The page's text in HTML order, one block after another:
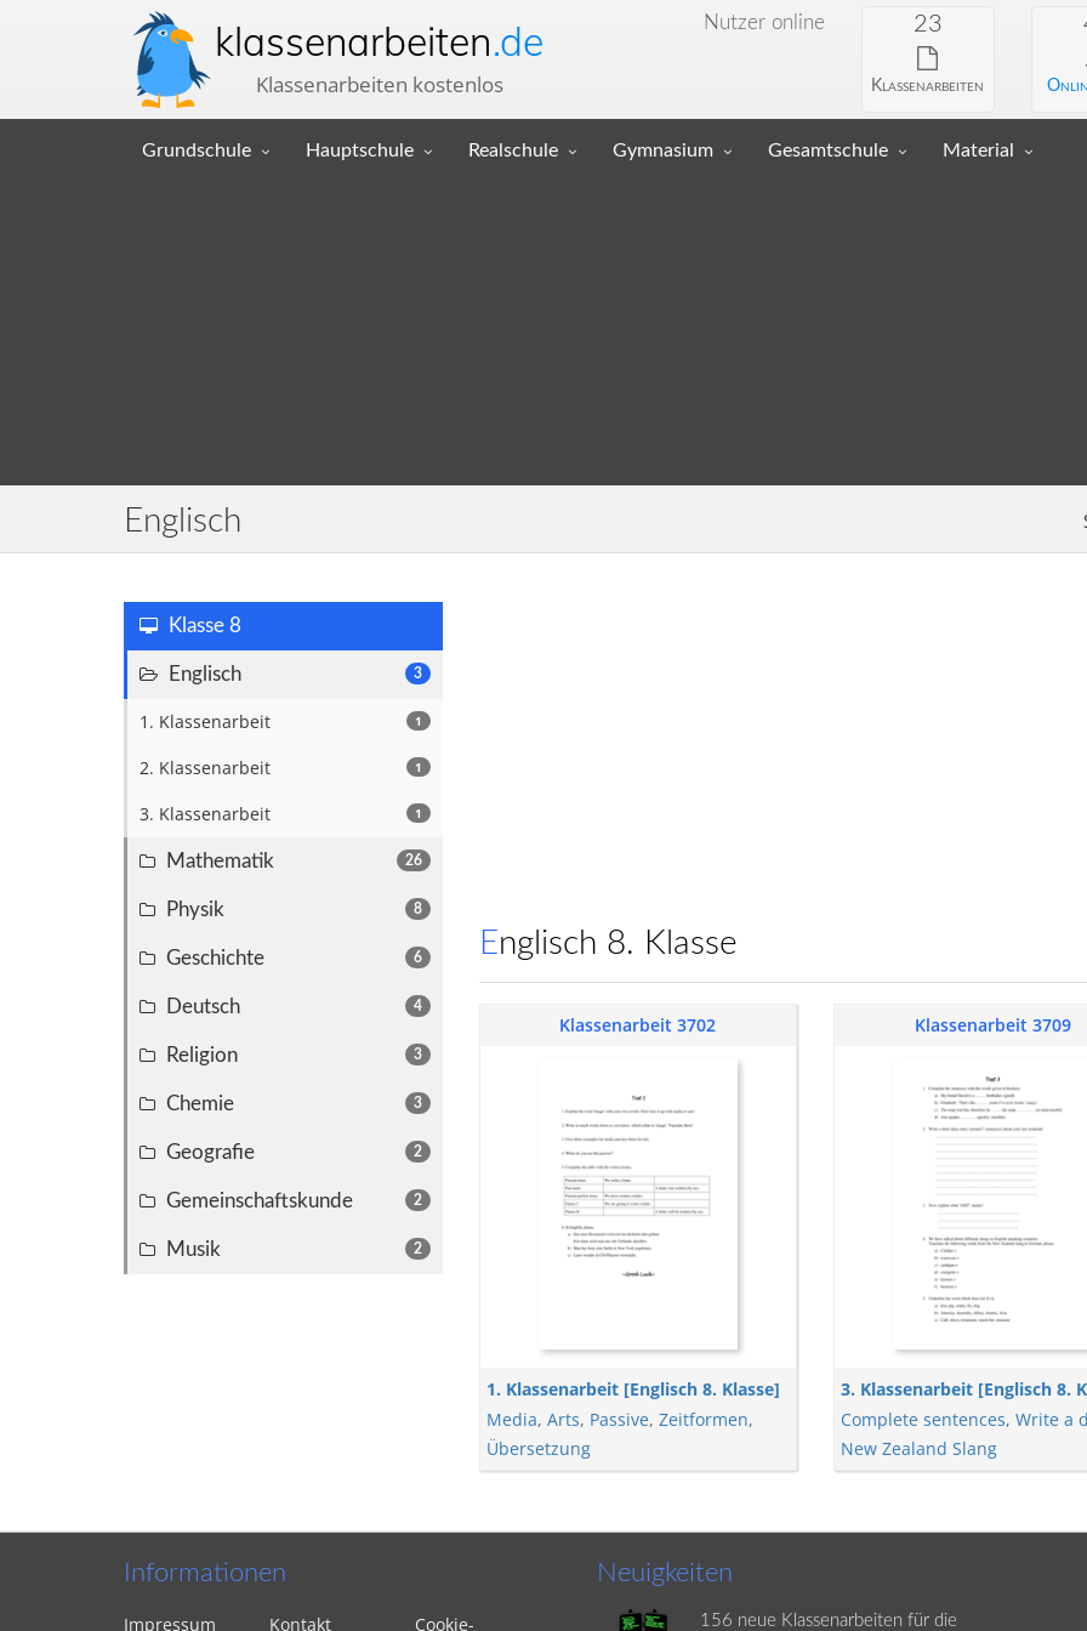
klassenarbeiten.de
Klassenarbeiten kostenlos
Nutzer online 23
Klassenarbeiten
Grundschule Hauptschule Realschule Gymnasium Gesamtschule Material
Englisch
Klasse 8
3
Englisch
1
1. Klassenarbeit
1
2. Klassenarbeit
1
3. Klassenarbeit
26
Mathematik
8
Physik
6
Geschichte
4
Deutsch
3
Religion
3
Chemie
2
Geografie
2
Gemeinschaftskunde
2
Musik
Englisch 8. Klasse
Klassenarbeit 3702
1. Klassenarbeit [Englisch 8. Klasse]
Media, Arts, Passive, Zeitformen,
Übersetzung
Klassenarbeit 3709
3. Klassenarbeit [Englisch 8.
Complete sentences, Write a
New Zealand Slang
Informationen
Impressum Kontakt Cookie-
Neuigkeiten
156 neue Klassenarbeiten für die